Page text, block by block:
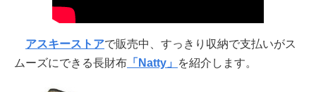
アスキーストアで販売中、すっきり収納で支払いがス
ムーズにできる長財布 「Natty」 を紹介します。